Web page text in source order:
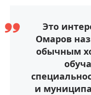
Это
Омаров
обычным
и